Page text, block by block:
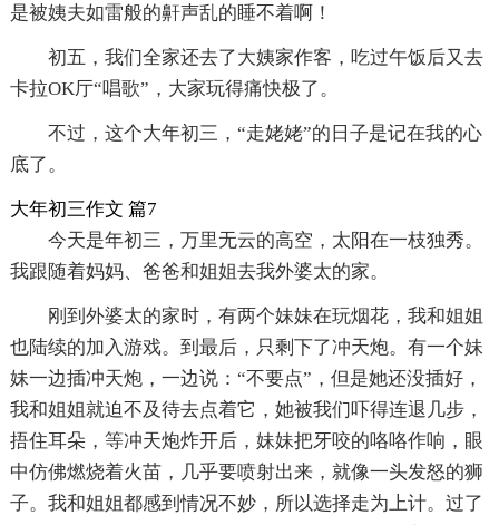
是被姨夫如雷般的鼾声乱的睡不着啊！
初五，我们全家还去了大姨家作客，吃过午饭后又去
卡拉OK厅“唱歌”，大家玩得痛快极了。
不过，这个大年初三，“走姥姥”的日子是记在我的心
底了。
大年初三作文 篇7
今天是年初三，万里无云的高空，太阳在一枝独秀。
我跟随着妈妈、爸爸和姐姐去我外婆太的家。
刚到外婆太的家时，有两个妹妹在玩烟花，我和姐姐
也陆续的加入游戏。到最后，只剩下了冲天炮。有一个妹
妹一边插冲天炮，一边说：“不要点”，但是她还没插好，
我和姐姐就迫不及待去点着它，她被我们吓得连退几步，
捂住耳朵，等冲天炮炸开后，妹妹把牙咬的咯咯作响，眼
中仿佛燃烧着火苗，几乎要喷射出来，就像一头发怒的狮
子。我和姐姐都感到情况不妙，所以选择走为上计。过了